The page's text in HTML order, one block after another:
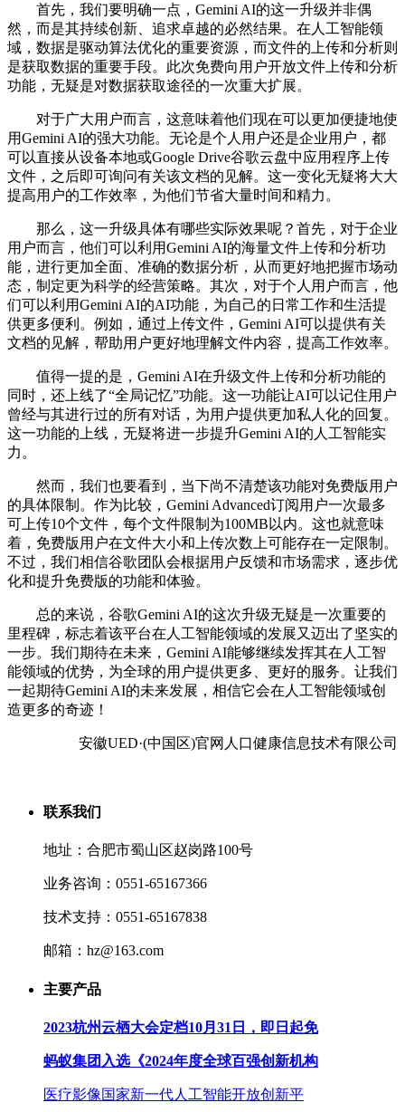
首先，我们要明确一点，Gemini AI的这一升级并非偶
然，而是其持续创新、追求卓越的必然结果。在人工智能领
域，数据是驱动算法优化的重要资源，而文件的上传和分析则
是获取数据的重要手段。此次免费向用户开放文件上传和分析
功能，无疑是对数据获取途径的一次重大扩展。
对于广大用户而言，这意味着他们现在可以更加便捷地使
用Gemini AI的强大功能。无论是个人用户还是企业用户，都
可以直接从设备本地或Google Drive谷歌云盘中应用程序上传
文件，之后即可询问有关该文档的见解。这一变化无疑将大大
提高用户的工作效率，为他们节省大量时间和精力。
那么，这一升级具体有哪些实际效果呢？首先，对于企业
用户而言，他们可以利用Gemini AI的海量文件上传和分析功
能，进行更加全面、准确的数据分析，从而更好地把握市场动
态，制定更为科学的经营策略。其次，对于个人用户而言，他
们可以利用Gemini AI的AI功能，为自己的日常工作和生活提
供更多便利。例如，通过上传文件，Gemini AI可以提供有关
文档的见解，帮助用户更好地理解文件内容，提高工作效率。
值得一提的是，Gemini AI在升级文件上传和分析功能的
同时，还上线了“全局记忆”功能。这一功能让AI可以记住用户
曾经与其进行过的所有对话，为用户提供更加私人化的回复。
这一功能的上线，无疑将进一步提升Gemini AI的人工智能实
力。
然而，我们也要看到，当下尚不清楚该功能对免费版用户
的具体限制。作为比较，Gemini Advanced订阅用户一次最多
可上传10个文件，每个文件限制为100MB以内。这也就意味
着，免费版用户在文件大小和上传次数上可能存在一定限制。
不过，我们相信谷歌团队会根据用户反馈和市场需求，逐步优
化和提升免费版的功能和体验。
总的来说，谷歌Gemini AI的这次升级无疑是一次重要的
里程碑，标志着该平台在人工智能领域的发展又迈出了坚实的
一步。我们期待在未来，Gemini AI能够继续发挥其在人工智
能领域的优势，为全球的用户提供更多、更好的服务。让我们
一起期待Gemini AI的未来发展，相信它会在人工智能领域创
造更多的奇迹！
安徽UED·(中国区)官网人口健康信息技术有限公司
联系我们
地址：合肥市蜀山区赵岗路100号
业务咨询：0551-65167366
技术支持：0551-65167838
邮箱：hz@163.com
主要产品
2023杭州云栖大会定档10月31日，即日起免
蚂蚁集团入选《2024年度全球百强创新机构
医疗影像国家新一代人工智能开放创新平